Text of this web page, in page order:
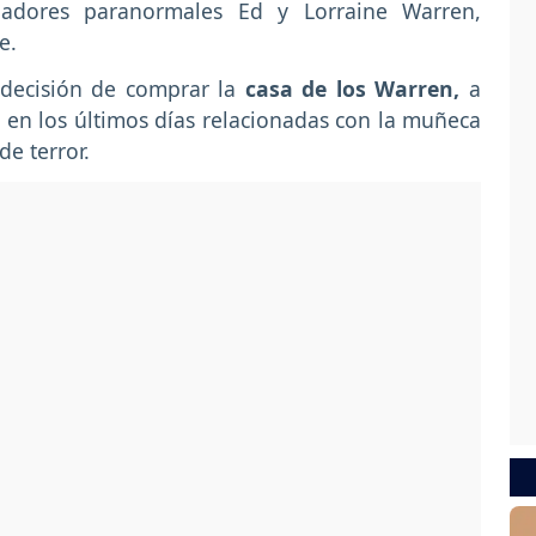
paranormales Ed y Lorraine Warren,
de comprar la casa de los Warren,a
los últimos días relacionadas con la muñeca
terror.